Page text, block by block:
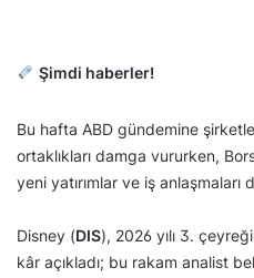
Şimdi haberler!
Bu hafta ABD gündemine
ortaklıkları damga vururken,
yeni yatırımlar ve iş anlaşmaları
Disney (DIS), 2026 yılı 3.
kâr açıkladı; bu rakam analist